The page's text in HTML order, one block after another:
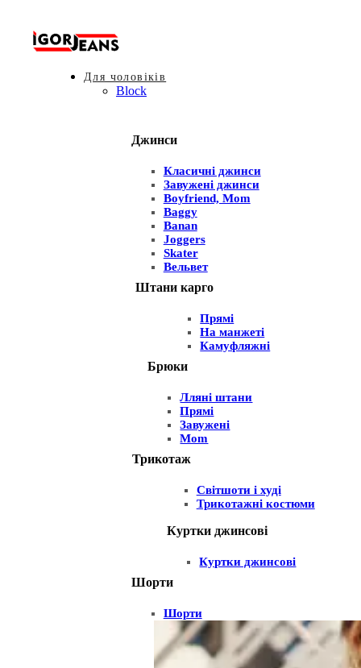
Для чоловіків
Block
Джинси
Класичні джинси
Завужені джинси
Boyfriend, Mom
Baggy
Banan
Joggers
Skater
Вельвет
Штани карго
Прямі
На манжеті
Камуфляжні
Брюки
Лляні штани
Прямі
Завужені
Mom
Трикотаж
Світшоти і худі
Трикотажні костюми
Куртки джинсові
Куртки джинсові
Шорти
Шорти